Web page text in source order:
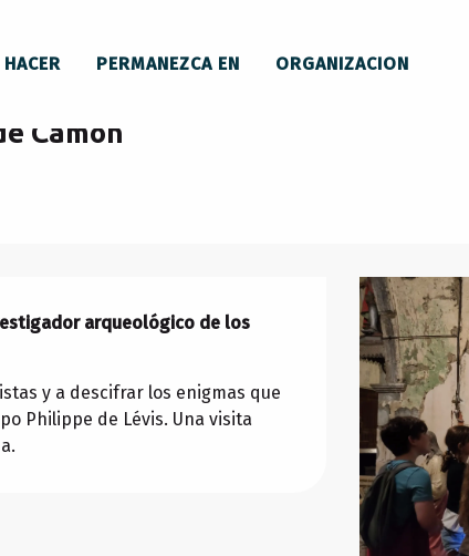
PERMANEZCA EN ORGANIZACION
Camon
arqueológico de los
y a descifrar los enigmas que
Philippe de Lévis. Una visita